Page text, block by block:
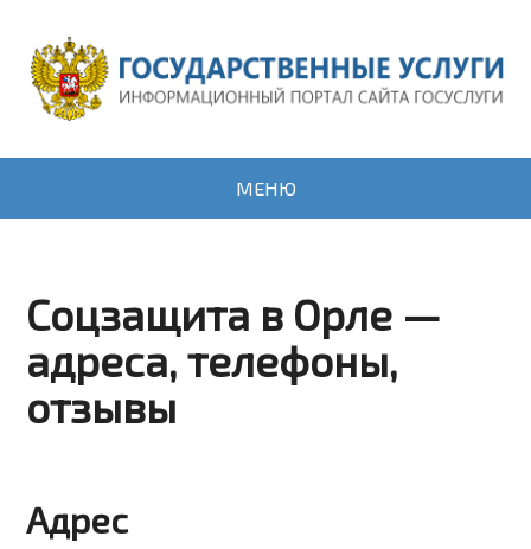
МЕНЮ
Соцзащита в Орле —
адреса, телефоны,
отзывы
Адрес